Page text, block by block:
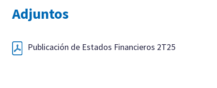
Adjuntos
Publicación de Estados Financieros 2T25